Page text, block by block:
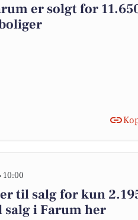
er solgt for
10:00
til salg for kun
i Farum her